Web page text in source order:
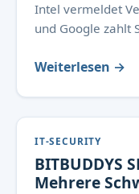
Intel vermeldet
und Google zahlt
Weiterlesen →
IT-SECURITY
BITBUDDYS
Mehrere